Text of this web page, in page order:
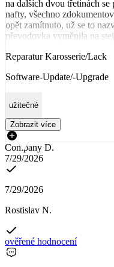
na dalších dvou třetinách
nafty, všechno
opět zamítnuto, už se to
převodovka vyměnila na
Reparatur Karosserie/Lack
Software-Update/-Upgrade
užitečné
Zobrazit více
Company D.
7/29/2026
7/29/2026
Rostislav N.
ověřené hodnocení